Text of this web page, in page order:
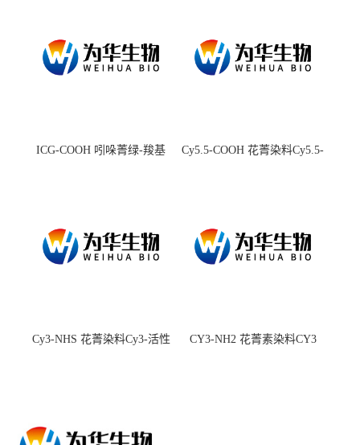
ICG-COOH 吲哚菁绿-羧基
Cy5.5-COOH 花菁染料Cy5.5-
Cy3-NHS 花菁染料Cy3-活性
CY3-NH2 花菁素染料CY3